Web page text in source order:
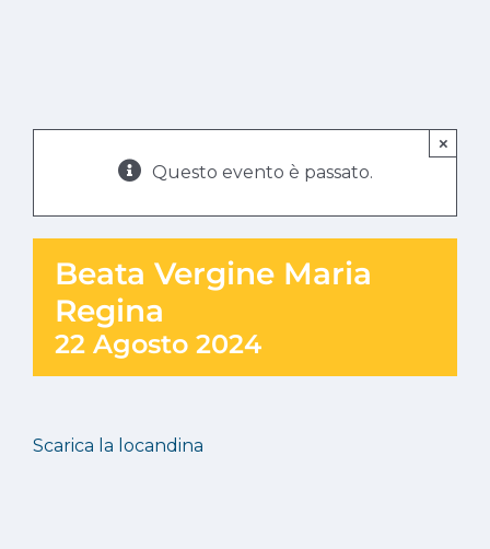
Questo evento è passato.
×
Beata Vergine Maria
Regina
22 Agosto 2024
Scarica la locandina